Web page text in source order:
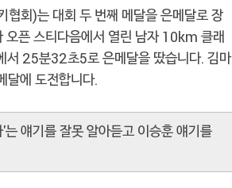
협회)는 대회 두 번째 메달을 은메달로 장
오픈 스티다음에서 열린 남자 10km 클래
서 25분32초5로 은메달을 땄습니다. 김마
달에 도전합니다.
얘기를 잘못 알아듣고 이승훈 얘기를